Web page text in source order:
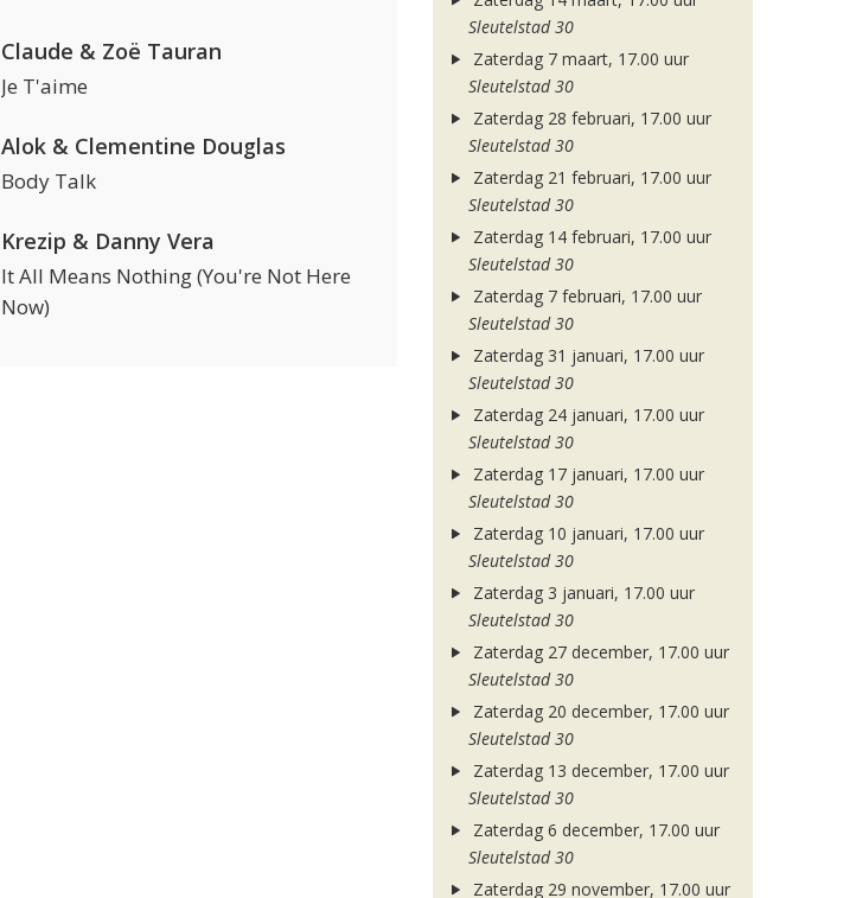
Claude & Zoë Tauran
Je T'aime
Alok & Clementine Douglas
Body Talk
Krezip & Danny Vera
It All Means Nothing (You're Not Here
Now)
Sleutelstad 30
Zaterdag 7 maart, 17.00 uur
Sleutelstad 30
Zaterdag 28 februari, 17.00 uur
Sleutelstad 30
Zaterdag 21 februari, 17.00 uur
Sleutelstad 30
Zaterdag 14 februari, 17.00 uur
Sleutelstad 30
Zaterdag 7 februari, 17.00 uur
Sleutelstad 30
Zaterdag 31 januari, 17.00 uur
Sleutelstad 30
Zaterdag 24 januari, 17.00 uur
Sleutelstad 30
Zaterdag 17 januari, 17.00 uur
Sleutelstad 30
Zaterdag 10 januari, 17.00 uur
Sleutelstad 30
Zaterdag 3 januari, 17.00 uur
Sleutelstad 30
Zaterdag 27 december, 17.00 uur
Sleutelstad 30
Zaterdag 20 december, 17.00 uur
Sleutelstad 30
Zaterdag 13 december, 17.00 uur
Sleutelstad 30
Zaterdag 6 december, 17.00 uur
Sleutelstad 30
Zaterdag 29 november, 17.00 uur